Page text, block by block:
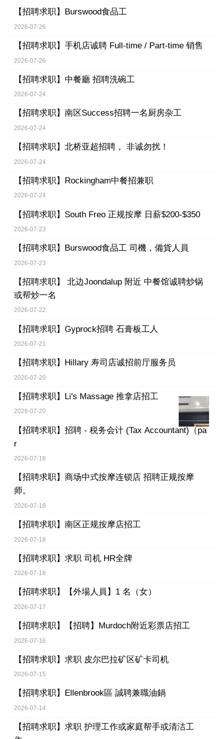
【招聘求职】 Burswood食品工
2026-07-26
【招聘求职】 手机店诚聘 Full-time / Part-time 销售
2026-07-26
【招聘求职】 中餐廳 招聘洗碗工
2026-07-24
【招聘求职】 南区Success招聘一名厨房杂工
2026-07-24
【招聘求职】 北桥亚超招聘， 非诚勿扰！
2026-07-24
【招聘求职】 Rockingham中餐招兼职
2026-07-24
【招聘求职】 South Freo 正规按摩 日薪$200-$350
2026-07-23
【招聘求职】 Burswood食品工 司機，備貨人員
2026-07-23
【招聘求职】
北边Joondalup 附近 中餐馆诚聘炒锅
或帮炒一名
2026-07-22
【招聘求职】 Gyprock招聘 石膏板工人
2026-07-21
【招聘求职】 Hillary 寿司店诚招前厅服务员
2026-07-20
【招聘求职】 Li's Massage 推拿店招工
2026-07-20
【招聘求职】 招聘 - 税务会计 (Tax Accountant)（pa
r
2026-07-18
【招聘求职】 商场中式按摩连锁店 招聘正规按摩
师。
2026-07-18
【招聘求职】 南区正规按摩店招工
2026-07-18
【招聘求职】 求职 司机 HR全牌
2026-07-18
【招聘求职】 【外場人員】1 名（女）
2026-07-17
【招聘求职】 【招聘】Murdoch附近彩票店招工
2026-07-16
【招聘求职】 求职 皮尔巴拉矿区矿卡司机
2026-07-15
【招聘求职】 Ellenbrook區 誠聘兼職油鍋
2026-07-14
【招聘求职】 求职 护理工作或家庭帮手或清洁工